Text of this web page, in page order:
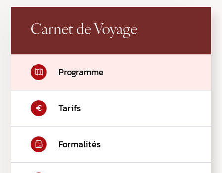
Carnet de Voyage
Programme
Tarifs
Formalités